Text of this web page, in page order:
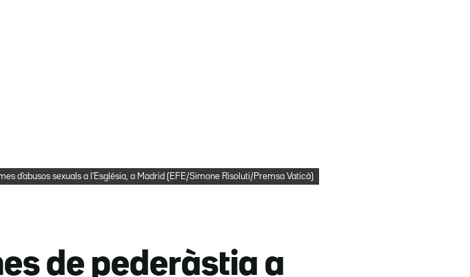
d'abusos sexuals a l'Església, a Madrid (EFE/Simone Risoluti/Premsa Vaticà)
de pederàstia a